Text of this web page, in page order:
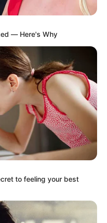
— Here's Why
to feeling your best